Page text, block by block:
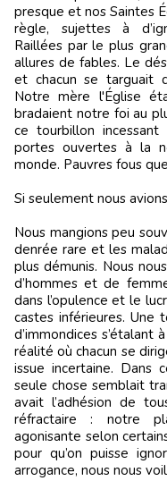
presque et nos Saintes
règle, sujettes à
Raillées par le plus
allures de fables. Le
et chacun se targuait
Notre mère l'Église
bradaient notre foi au
ce tourbillon
portes ouvertes à la
monde. Pauvres fous
Si seulement nous
Nous mangions peu
denrée rare et les
plus démunis. Nous
d’hommes et de
dans l’opulence et le
castes inférieures. Une
d’immondices
réalité où chacun se
issue incertaine. Dans
seule chose semblait
avait l’adhésion de
réfractaire : notre
agonisante selon
pour qu’on puisse
arrogance, nous nous